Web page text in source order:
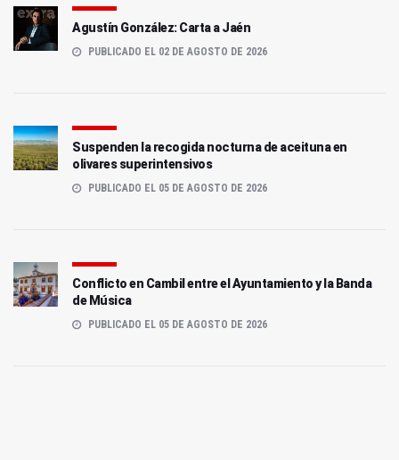
Agustín González: Carta a Jaén
PUBLICADO EL 02 DE AGOSTO DE 2026
Suspenden la recogida nocturna de aceituna en
olivares superintensivos
PUBLICADO EL 05 DE AGOSTO DE 2026
Conflicto en Cambil entre el Ayuntamiento y la Banda
de Música
PUBLICADO EL 05 DE AGOSTO DE 2026